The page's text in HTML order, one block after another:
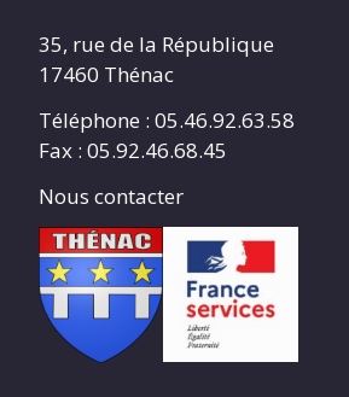
35, rue de la République
17460 Thénac
Téléphone : 05.46.92.63.58
Fax : 05.92.46.68.45
Nous contacter